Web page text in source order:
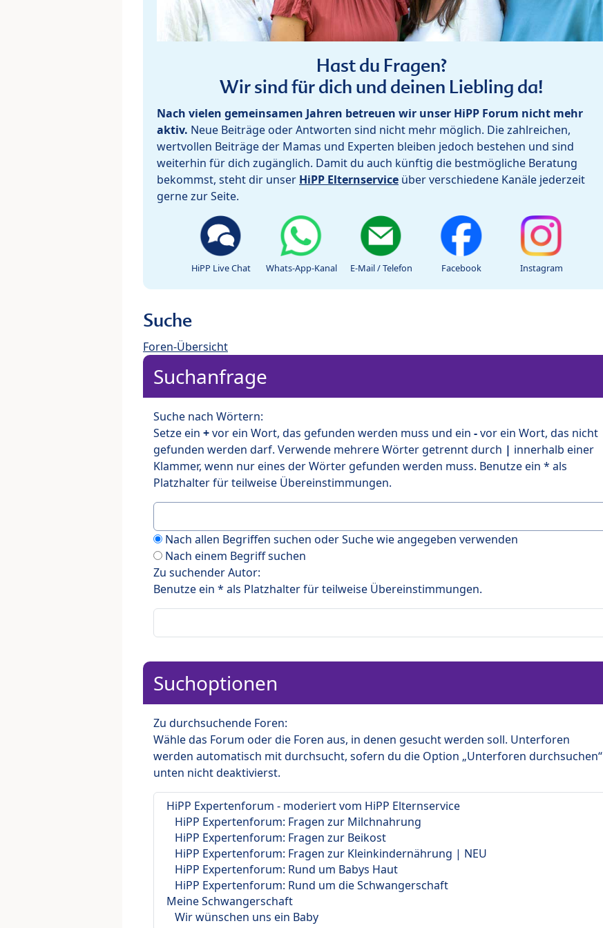
Hast du Fragen?
Wir sind für dich und deinen Liebling da!
Nach vielen gemeinsamen Jahren betreuen wir unser HiPP Forum nicht mehr
aktiv. Neue Beiträge oder Antworten sind nicht mehr möglich. Die zahlreichen,
wertvollen Beiträge der Mamas und Experten bleiben jedoch bestehen und sind
weiterhin für dich zugänglich. Damit du auch künftig die bestmögliche Beratung
bekommst, steht dir unser HiPP Elternservice über verschiedene Kanäle jederzeit
gerne zur Seite.
HiPP Live Chat Whats-App-Kanal E-Mail / Telefon Facebook Instagram
Suche
Foren-Übersicht
Suchanfrage
Suche nach Wörtern:
Setze ein +vor ein Wort, das gefunden werden muss und ein -vor ein Wort, das nicht
gefunden werden darf. Verwende mehrere Wörter getrennt durch | innerhalb einer
Klammer, wenn nur eines der Wörter gefunden werden muss. Benutze ein * als
Platzhalter für teilweise Übereinstimmungen.
Nach allen Begriffen suchen oder Suche wie angegeben verwenden
Nach einem Begriff suchen
Zu suchender Autor:
Benutze ein * als Platzhalter für teilweise Übereinstimmungen.
Suchoptionen
Zu durchsuchende Foren:
Wähle das Forum oder die Foren aus, in denen gesucht werden soll. Unterforen
werden automatisch mit durchsucht, sofern du die Option „Unterforen durchsuchen“
unten nicht deaktivierst.